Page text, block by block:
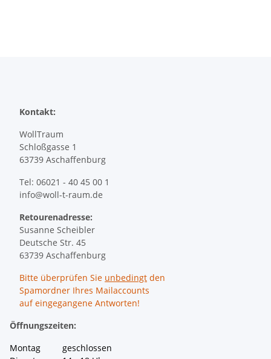
Kontakt:
WollTraum
Schloßgasse 1
63739 Aschaffenburg
Tel: 06021 - 40 45 00 1
info@woll-t-raum.de
Retourenadresse:
Susanne Scheibler
Deutsche Str. 45
63739 Aschaffenburg
Bitte überprüfen Sie unbedingt den
Spamordner Ihres Mailaccounts
auf eingegangene Antworten!
Öffnungszeiten:
Montag geschlossen